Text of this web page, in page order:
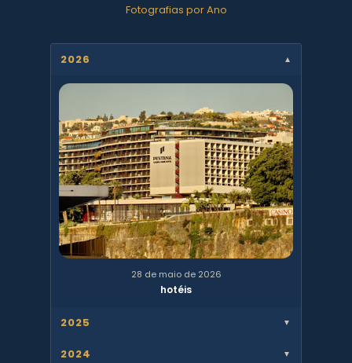
Fotografias por Ano
2026 ▼
28 de maio de 2026
hotéis
2025 ▼
2024 ▼